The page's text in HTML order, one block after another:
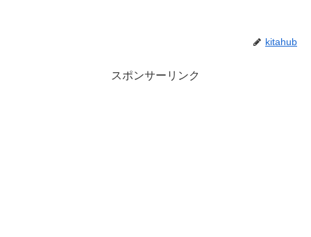
kitahub
スポンサーリンク